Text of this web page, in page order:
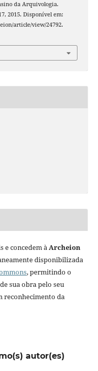
da Arquivologia.
2015. Disponível em:
article/view/24792.
e concedem àArcheion
disponibilizada
, permitindo o
sua obra pelo seu
reconhecimento da
autor(es)